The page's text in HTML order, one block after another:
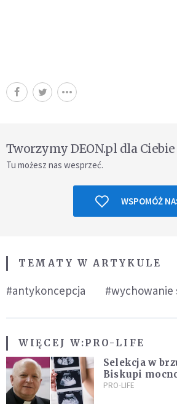
Tworzymy DEON.pl dla Ciebie
Tu możesz nas wesprzeć.
WSPOMÓŻ
TEMATY W ARTYKULE
#antykoncepcja #wychowanie
WIĘCEJ W:PRO-LIFE
Selekcja w
Biskupi
PRO-LIFE